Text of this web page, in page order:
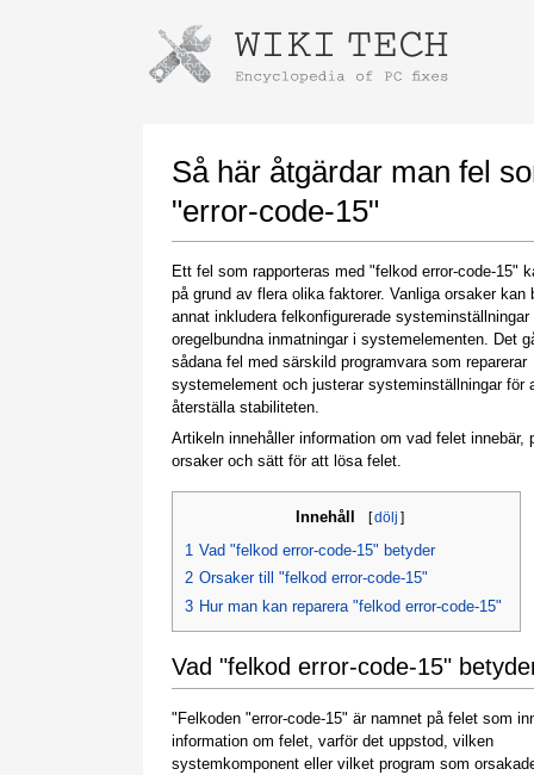
Så här åtgärdar man fel
"error-code-15"
Ett fel som rapporteras med "felkod error-code-15"
på grund av flera olika faktorer. Vanliga orsaker kan
annat inkludera felkonfigurerade systeminställningar
oregelbundna inmatningar i systemelementen. Det
sådana fel med särskild programvara som reparerar
systemelement och justerar systeminställningar för
återställa stabiliteten.
Artikeln innehåller information om vad felet innebär,
orsaker och sätt för att lösa felet.
Innehåll [dölj ]
1 Vad "felkod error-code-15" betyder
2 Orsaker till "felkod error-code-15"
3 Hur man kan reparera "felkod error-code-15"
Vad "felkod error-code-15"
"Felkoden "error-code-15" är namnet på felet som
information om felet, varför det uppstod, vilken
systemkomponent eller vilket program som
Instructions for downloading using
Once the download is complete, click on the
downloaded file link